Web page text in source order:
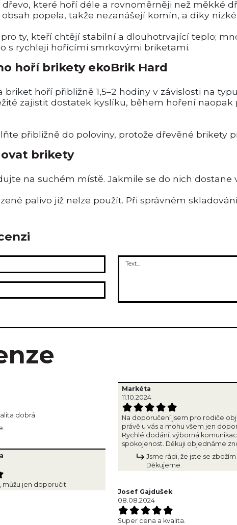
které hoří déle a rovnoměrněji než měkké
popela, takže nezanášejí komín, a díky
ty, kteří chtějí stabilní a dlouhotrvající teplo;
s rychleji hořícími smrkovými briketami.
hoří brikety ekoBrik Hard
briket hoří přibližně 1,5–2 hodiny v závislosti na
zajistit dostatek kyslíku, během hoření
přibližně do poloviny, protože dřevěné brikety
brikety
na suchém místě. Jakmile se do nich dostane
palivo již nelze použít. Při správném
dobrá
můžu jen doporučit
Markéta
11.10.2024
Na doporučení jsem pro rodiče
právě u vás a mohu všem jen
Rychlé dodání, výborná
spokojenost. Děkuji objednáme
Jsme rádi, že jste se
Děkujeme.
Josef Gajdušek
08.08.2024
Super cena a kvalita.